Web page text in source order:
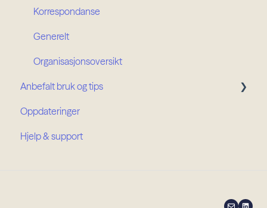
Korrespondanse
Generelt
Organisasjonsoversikt
Anbefalt bruk og tips
Prosjektroller
Organisasjonsroller
Oppdateringer
Hjelp & support